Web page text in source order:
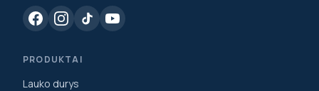
PRODUKTAI
Lauko durys